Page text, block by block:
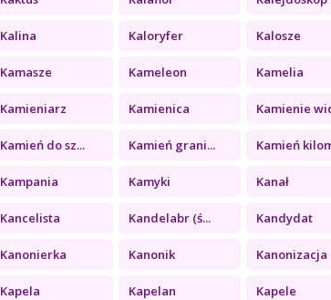
Kalina Kaloryfer Kalosze
Kamasze Kameleon Kamelia
Kamieniarz Kamienica Kamienie
Kamień do sz... Kamień grani... Kamień
Kampania Kamyki Kanał
Kancelista Kandelabr (ś... Kandydat
Kanonierka Kanonik Kanonizacja
Kapela Kapelan Kapele